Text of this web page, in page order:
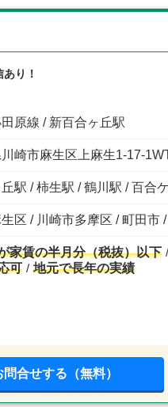
り！
原線 / 新百合ヶ丘駅
崎市麻生区上麻生1-17-
駅 / 柿生駅 / 鶴川駅 / 百合
区 / 川崎市多摩区 / 町田市
家賃の半月分（税抜）以下
可 地元で長年の実績
問合せする（無料）